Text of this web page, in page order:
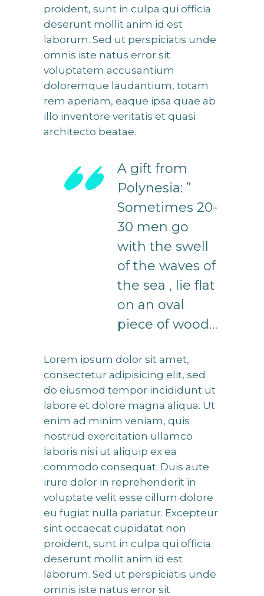
proident, sunt in culpa qui officia
deserunt mollit anim id est
laborum. Sed ut perspiciatis unde
omnis iste natus error sit
voluptatem accusantium
doloremque laudantium, totam
rem aperiam, eaque ipsa quae ab
illo inventore veritatis et quasi
architecto beatae.
A gift from
Polynesia: ”
Sometimes 20-
30 men go
with the swell
of the waves of
the sea , lie flat
on an oval
piece of wood…
Lorem ipsum dolor sit amet,
consectetur adipisicing elit, sed
do eiusmod tempor incididunt ut
labore et dolore magna aliqua. Ut
enim ad minim veniam, quis
nostrud exercitation ullamco
laboris nisi ut aliquip ex ea
commodo consequat. Duis aute
irure dolor in reprehenderit in
voluptate velit esse cillum dolore
eu fugiat nulla pariatur. Excepteur
sint occaecat cupidatat non
proident, sunt in culpa qui officia
deserunt mollit anim id est
laborum. Sed ut perspiciatis unde
omnis iste natus error sit